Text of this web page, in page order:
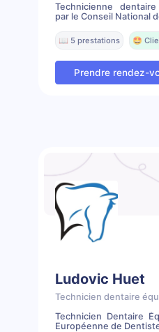
Technicienne
par le Conseil National
📖 5 prestations 🤩
Prendre rendez-
Ludovic Huet
Technicien dentaire
Technicien Dentaire
Européenne de